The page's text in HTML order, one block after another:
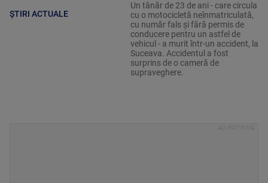
ȘTIRI ACTUALE
Un tânăr de 23 de ani - care circula
cu o motocicletă neînmatriculată,
cu număr fals și fără permis de
conducere pentru un astfel de
vehicul - a murit într-un accident, la
Suceava. Accidentul a fost
surprins de o cameră de
supraveghere.